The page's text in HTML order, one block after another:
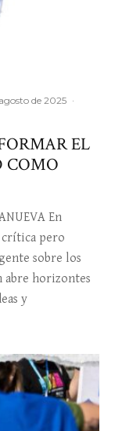
de 2025 ·
EL
COMO
En
pero
sobre los
abre horizontes
y